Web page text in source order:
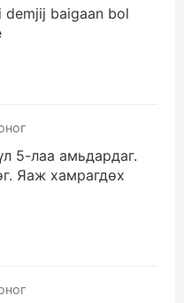
demjij baigaan bol
5-лаа амьдардаг.
Яаж хамрагдөх